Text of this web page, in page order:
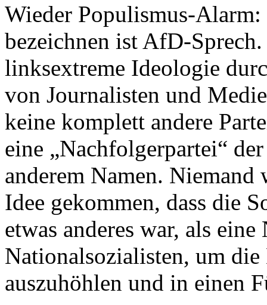
Wieder Populismus-
bezeichnen ist AfD-
linksextreme Ideologie
von Journalisten und
keine komplett andere
eine „Nachfolgerpartei“
anderem Namen. Niemand
Idee gekommen, dass die
etwas anderes war, als
Nationalsozialisten, um
auszuhöhlen und in einen